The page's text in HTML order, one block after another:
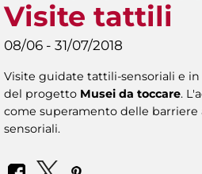
Visite tattili
08/06 - 31/07/2018
Visite guidate tattili-sensoriali e
del progetto Musei da toccare.
come superamento delle
sensoriali.